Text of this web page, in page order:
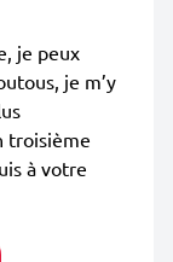
je peux
je m’y
troisième
à votre